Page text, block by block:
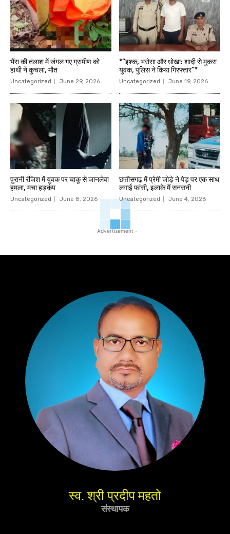
भैंस की तलाश में जंगल गए ग्रामीण को
हाथी ने कुचला, मौत
Uncategorized June 29, 2026
*”इश्क, भरोसा और धोखा: शादी से मुकरा
युवक, पुलिस ने किया गिरफ्तार”*
Uncategorized June 19, 2026
पुरानी रंजिश में युवक पर चाकू से जानलेवा
हमला, मचा हड़कंप
Uncategorized June 8, 2026
छत्तीसगढ़ में प्रेमी जोड़े ने पेड़ पर एक साथ
लगाई फांसी, इलाके मैं सनसनी
Uncategorized June 4, 2026
- Advertisement -
स्व. श्री प्रदीप महतो
संस्थापक